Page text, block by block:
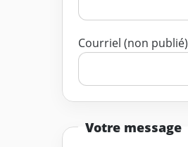
Courriel (non publié)
Votre message